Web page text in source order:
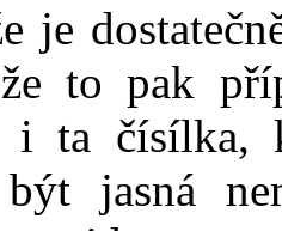
je
to pak
i ta čísílka,
být jasná